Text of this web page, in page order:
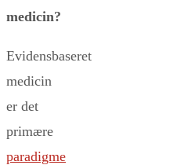
medicin?
Evidensbaseret
medicin
er det
primære
paradigme